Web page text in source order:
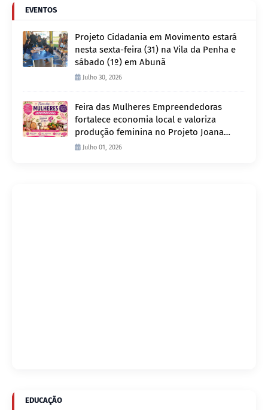
EVENTOS
Projeto Cidadania em Movimento estará
nesta sexta-feira (31) na Vila da Penha e
sábado (1º) em Abunã
Julho 30, 2026
Feira das Mulheres Empreendedoras
fortalece economia local e valoriza
produção feminina no Projeto Joana
D’Arc
Julho 01, 2026
EDUCAÇÃO